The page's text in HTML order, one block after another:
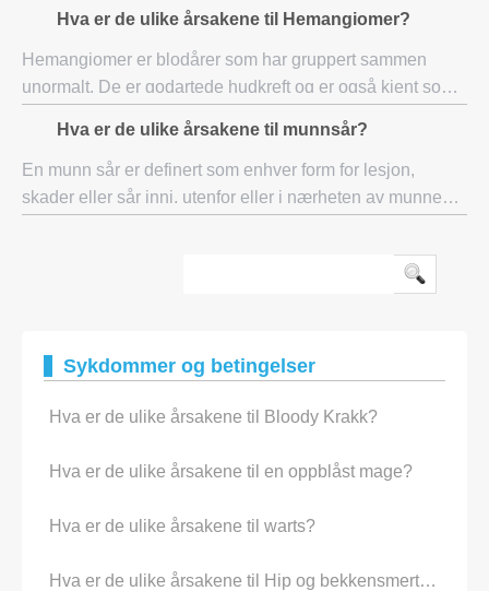
i ryggen, et brudd i den nedre del av r
Hva er de ulike årsakene til Hemangiomer?
Hemangiomer er blodårer som har gruppert sammen
unormalt. De er godartede hudkreft og er også kjent som
fødselen, men ikke alltid synlig før et pa
Hva er de ulike årsakene til munnsår?
En munn sår er definert som enhver form for lesjon,
skader eller sår inni, utenfor eller i nærheten av munnen.
Sykdommer og betingelser
Hva er de ulike årsakene til Bloody Krakk?
Hva er de ulike årsakene til en oppblåst mage?
Hva er de ulike årsakene til warts?
Hva er de ulike årsakene til Hip og bekkensmerter?